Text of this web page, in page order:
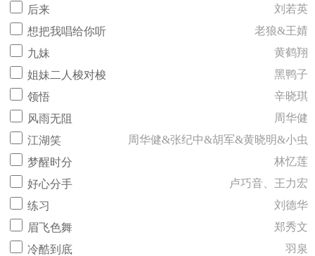
后来
刘若英
想把我唱给你听
老狼&王婧
九妹
黄鹤翔
姐妹二人梭对梭
黑鸭子
领悟
辛晓琪
风雨无阻
周华健
江湖笑
周华健&张纪中&胡军&黄晓明&小虫
梦醒时分
林忆莲
好心分手
卢巧音、王力宏
练习
刘德华
眉飞色舞
郑秀文
冷酷到底
羽泉